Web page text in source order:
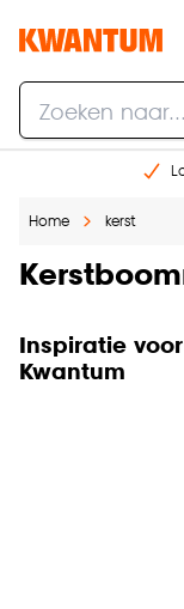
Home kerst
Inspiratie
Kwantum